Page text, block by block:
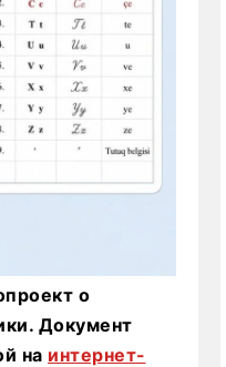
о
Документ
на интернет-